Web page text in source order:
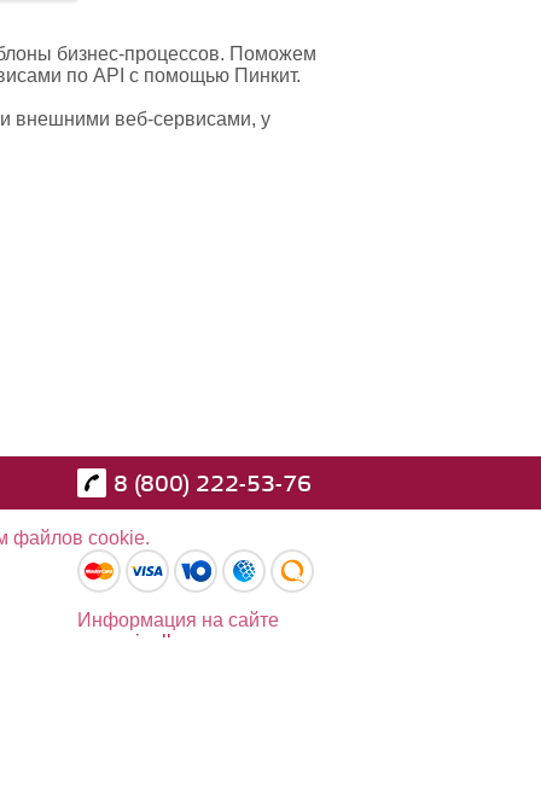
бизнес-процессов. Поможем
по API с помощью Пинкит.
внешними веб-сервисами, у
8 (800) 222-53-76
файлов cookie.
Информация на сайте
www.pinall.ru